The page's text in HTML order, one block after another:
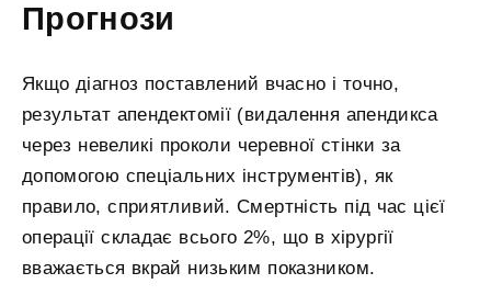
Прогнози
Якщо діагноз поставлений вчасно і точно,
результат апендектомії (видалення апендикса
через невеликі проколи черевної стінки за
допомогою спеціальних інструментів), як
правило, сприятливий. Смертність під час цієї
операції складає всього 2%, що в хірургії
вважається вкрай низьким показником.